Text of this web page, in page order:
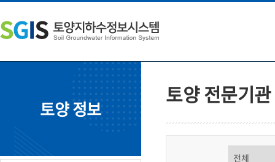
문
내
용
쪽
메
뉴
단
주
소
토양 정보
토양 전문기관